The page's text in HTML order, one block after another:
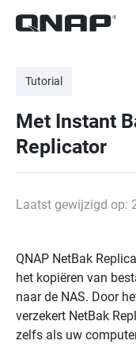
Tutorial
Met Instant
Replicator
Laatst gewijzigd op:
QNAP NetBak
het kopiëren van
naar de NAS. Door
verzekert NetBak
zelfs als uw